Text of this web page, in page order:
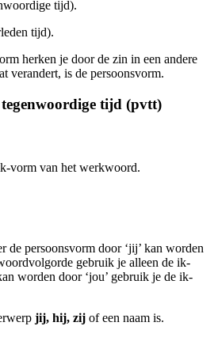
tijd).
tijd).
herken je door de zin in een andere
verandert, is de persoonsvorm.
tijd (pvtt)
vorm van het werkwoord.
de persoonsvorm door ‘jij’ kan worden
gebruik je alleen de ik-
worden door ‘jou’ gebruik je de ik-
jij, hij, zij of een naam is.